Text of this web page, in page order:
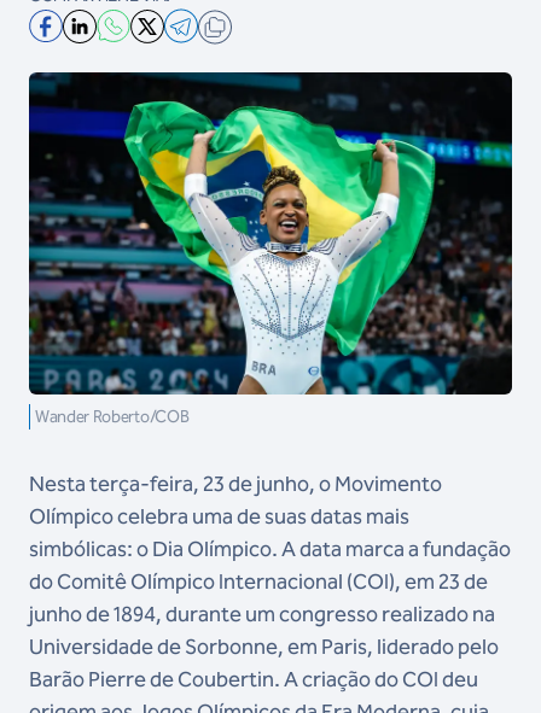
Wander Roberto/COB
Nesta terça-feira, 23 de junho, o Movimento
Olímpico celebra uma de suas datas mais
simbólicas: o Dia Olímpico. A data marca a fundação
do Comitê Olímpico Internacional (COI), em 23 de
junho de 1894, durante um congresso realizado na
Universidade de Sorbonne, em Paris, liderado pelo
Barão Pierre de Coubertin. A criação do COI deu